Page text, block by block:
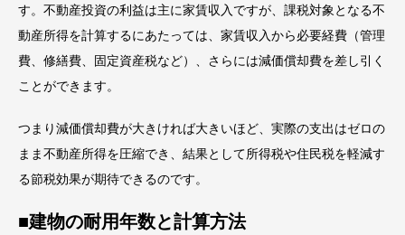
す。不動産投資の利益は主に家賃収入ですが、課税対象となる不
動産所得を計算するにあたっては、家賃収入から必要経費（管理
費、修繕費、固定資産税など）、さらには減価償却費を差し引く
ことができます。
つまり減価償却費が大きければ大きいほど、実際の支出はゼロの
まま不動産所得を圧縮でき、結果として所得税や住民税を軽減す
る節税効果が期待できるのです。
■建物の耐用年数と計算方法